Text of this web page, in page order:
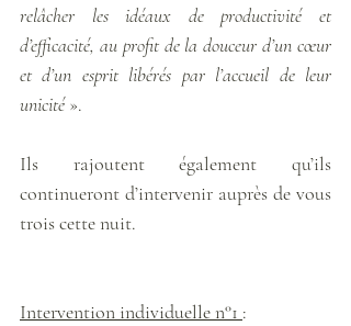
relâcher les idéaux de productivité et
d’efficacité, au profit de la douceur d’un cœur
et d’un esprit libérés par l’accueil de leur
unicité ».
Ils rajoutent également qu’ils
continueront d’intervenir auprès de vous
trois cette nuit.
Intervention individuelle n°1 :